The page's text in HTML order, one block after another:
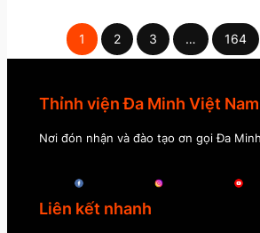
1 2 3 … 164
Thỉnh viện Đa Minh Việt Nam
Nơi đón nhận và đào tạo ơn gọi Đa
Liên kết nhanh